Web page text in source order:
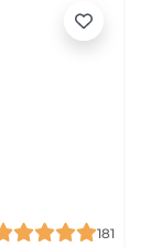
181